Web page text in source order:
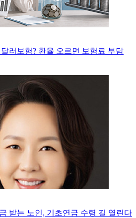
러보험? 환율 오르면 보험료 부담
받는 노인, 기초연금 수령 길 열린다